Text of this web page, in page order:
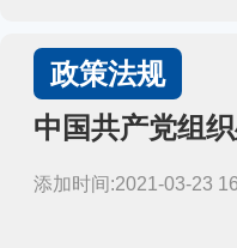
政策法规
中国共产党组
添加时间:2021-03-23